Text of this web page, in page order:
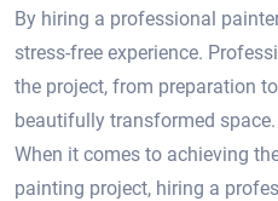
By hiring a professional
stress-free experience.​
the project, from preparation
beautifully transformed space.
When it comes to achieving
painting project, hiring a